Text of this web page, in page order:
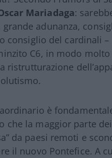
Mariadaga:
adunanza,
consiglio del cardinali
C6, in modo
ristrutturazione
è
che la maggior parte
da paesi remoti e
il nuovo Pontefice. A